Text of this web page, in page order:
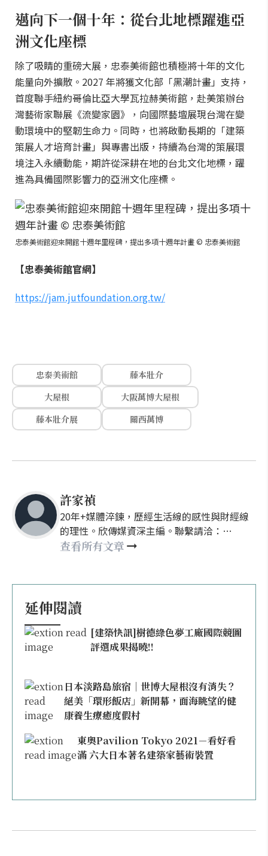
邁向下一個十年：從台北地標躍進亞
洲文化座標
除了吸睛的重磅大展，忠泰美術館也積極將十年的文化
能量向外擴散。2027 年將獲文化部「黑潮計畫」支持，
首度聯手紐約哥倫比亞大學瓦拉赫美術館，赴美策辦台
灣藝術家聯展《流變家園》，向國際藝壇展現台灣在變
動環境中的堅韌生命力。同時，也將啟動長期的「建築
策展人才培育計畫」與專書出版，持續為台灣的策展環
境注入永續動能，期許從深耕在地的台北文化地標，躍
進為具備國際影響力的亞洲文化座標。
忠泰美術館迎來開館十週年里程碑，提出多項十週年計畫 © 忠泰美術館
【忠泰美術館官網】
https://jam.jutfoundation.org.tw/
忠泰美術館
藤本壯介
大屋根
大阪萬博大屋根
藤本壯介展
關西萬博
許家禎
20年+媒體淬鍊，歷經生活線的感性與財經線
的理性。欣傳媒資深主編。聯繫請洽：
nellyhsu@xinmedia.com
查看所有文章
延伸閱讀
[建築快訊]樹德綠色夢工廠國際競圖
評選成果揭曉!!
日本淡路島旅宿｜世博大屋根沒有消失？
絕美「環形飯店」新開幕，面海眺望的健
康養生療癒度假村
東奧Pavilion Tokyo 2021－看好看
滿 六大日本著名建築家藝術裝置